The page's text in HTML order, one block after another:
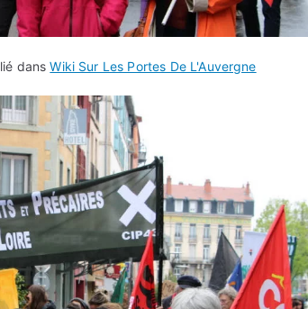
dansWiki Sur Les Portes De L'Auvergne